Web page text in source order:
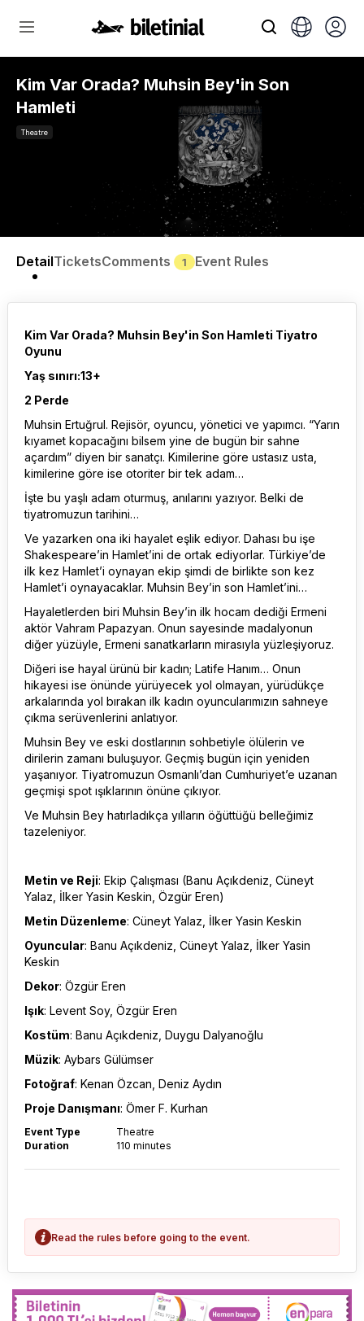
Kim Var Orada? Muhsin Bey'in Son
Hamleti
Theatre
DetailTicketsComments 1 Event Rules
Kim Var Orada? Muhsin Bey'in Son Hamleti Tiyatro
Oyunu
Yaş sınırı:13+
2 Perde
Muhsin Ertuğrul. Rejisör, oyuncu, yönetici ve yapımcı. “Yarın
kıyamet kopacağını bilsem yine de bugün bir sahne
açardım” diyen bir sanatçı. Kimilerine göre ustasız usta,
kimilerine göre ise otoriter bir tek adam…
İşte bu yaşlı adam oturmuş, anılarını yazıyor. Belki de
tiyatromuzun tarihini…
Ve yazarken ona iki hayalet eşlik ediyor. Dahası bu işe
Shakespeare’in Hamlet’ini de ortak ediyorlar. Türkiye’de
ilk kez Hamlet’i oynayan ekip şimdi de birlikte son kez
Hamlet’i oynayacaklar. Muhsin Bey’in son Hamlet’ini…
Hayaletlerden biri Muhsin Bey’in ilk hocam dediği Ermeni
aktör Vahram Papazyan. Onun sayesinde madalyonun
diğer yüzüyle, Ermeni sanatkarların mirasıyla yüzleşiyoruz.
Diğeri ise hayal ürünü bir kadın; Latife Hanım… Onun
hikayesi ise önünde yürüyecek yol olmayan, yürüdükçe
arkalarında yol bırakan ilk kadın oyuncularımızın sahneye
çıkma serüvenlerini anlatıyor.
Muhsin Bey ve eski dostlarının sohbetiyle ölülerin ve
dirilerin zamanı buluşuyor. Geçmiş bugün için yeniden
yaşanıyor. Tiyatromuzun Osmanlı’dan Cumhuriyet’e uzanan
geçmişi spot ışıklarının önüne çıkıyor.
Ve Muhsin Bey hatırladıkça yılların öğüttüğü belleğimiz
tazeleniyor.
Metin ve Reji: Ekip Çalışması (Banu Açıkdeniz, Cüneyt
Yalaz, İlker Yasin Keskin, Özgür Eren)
Metin Düzenleme: Cüneyt Yalaz, İlker Yasin Keskin
Oyuncular: Banu Açıkdeniz, Cüneyt Yalaz, İlker Yasin
Keskin
Dekor: Özgür Eren
Işık: Levent Soy, Özgür Eren
Kostüm: Banu Açıkdeniz, Duygu Dalyanoğlu
Müzik: Aybars Gülümser
Fotoğraf: Kenan Özcan, Deniz Aydın
Proje Danışmanı: Ömer F. Kurhan
Event Type
Theatre
Duration
110 minutes
Read the rules before going to the event.